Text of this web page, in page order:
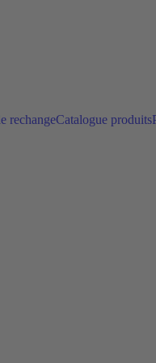
rechangeCatalogue produits